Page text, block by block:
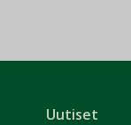
Uutiset